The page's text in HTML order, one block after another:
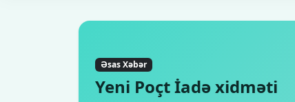
Əsas Xəbər
Yeni Poçt İadə xidməti